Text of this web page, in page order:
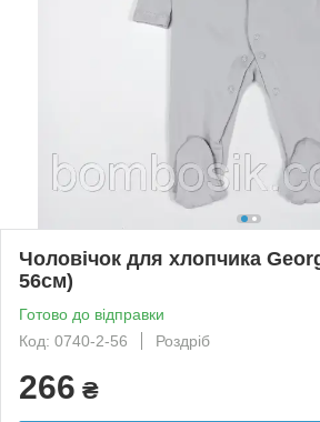
Чоловічок для хлопчика
56см)
Готово до відправки
Код: 0740-2-56
Роздріб
266 ₴